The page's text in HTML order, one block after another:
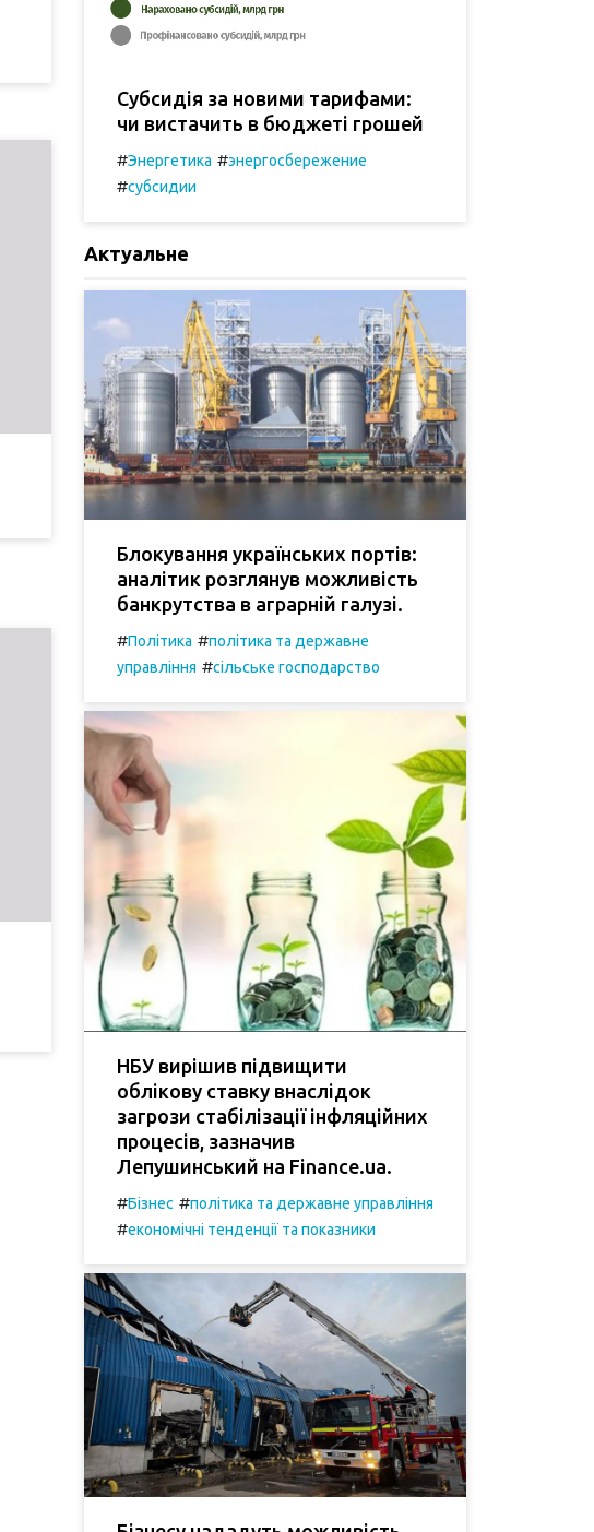
Субсидія за новими тарифами:
чи вистачить в бюджеті грошей
#Энергетика #энергосбережение
#субсидии
Актуальне
Блокування українських портів:
аналітик розглянув можливість
банкрутства в аграрній галузі.
#Політика #політика та державне
управління #сільське господарство
НБУ вирішив підвищити
облікову ставку внаслідок
загрози стабілізації інфляційних
процесів, зазначив
Лепушинський на Finance.ua.
#Бізнес #політика та державне управління
#економічні тенденції та показники